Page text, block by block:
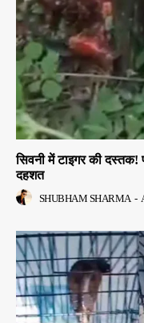
सिवनी में टाइगर की दस्तक!
दहशत
SHUBHAM SHARMA -